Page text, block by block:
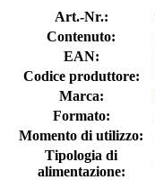
Art.-Nr.:
Contenuto:
EAN:
Codice produttore:
Marca:
Formato:
Momento di utilizzo:
Tipologia di
alimentazione: